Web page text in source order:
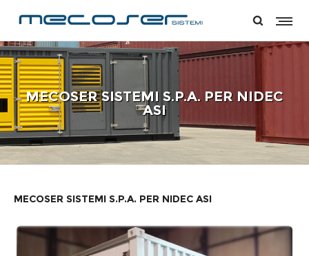
MECOSER SISTEMI S.P.A. PER NIDEC
ASI
MECOSER SISTEMI S.P.A. PER NIDEC ASI